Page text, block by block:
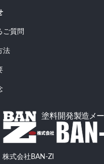
ご質問
法
株式会社BAN-ZI